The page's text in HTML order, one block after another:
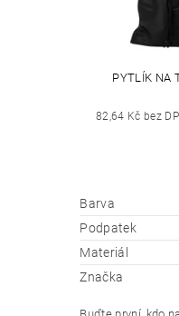
PYTLÍK NA
82,64 Kč bez
Barva
Podpatek
Materiál
Značka